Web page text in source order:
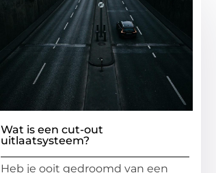
Wat is een cut-out
uitlaatsysteem?
Heb je ooit gedroomd van een